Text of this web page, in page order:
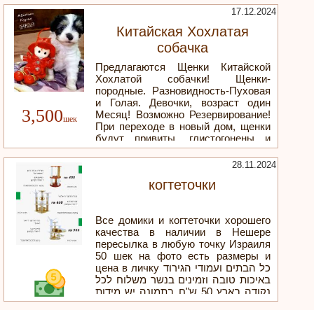
Китайская Хохлатая
собачка
Предлагаются Щенки Китайской
Хохлатой собачки! Щенки-
породные. Разновидность-Пуховая
и Голая. Девочки, возраст один
Месяц! Возможно Резервирование!
При переходе в новый дом, щенки
будут привиты, глистогонены и
иметь Ветеринарный паспорт.
Порода-гипоаллергенная, не имеет
Маленький размер собачек
мин в день. Не прихотливы, с
хорошим здоровьем, ласковы и
дружелюбны. Хорошо живут с
другими домашними любимцами!
3,500
17.12.2024
когтеточки
Все домики и когтеточки хорошего
качества в наличии в Нешере
пересылка в любую точку Израиля
50 шек на фото есть размеры и
цена в личку כל הבתים ועמודי הגירוד
באיכות טובה וזמינים בנשר משלוח לכל
נקודה בארץ 50 ש"ח בתמונה יש מידות
ומחיר בהתאמה אישית
28.11.2024